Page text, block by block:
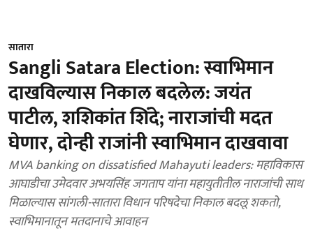
सातारा
Sangli Satara Election: स्वाभिमान
दाखविल्यास निकाल बदलेल: जयंत
पाटील, शशिकांत शिंदे; नाराजांची मदत
घेणार, दोन्ही राजांनी स्वाभिमान दाखवावा
MVA banking on dissatisfied Mahayuti leaders: महाविकास
आघाडीचा उमेदवार अभयसिंह जगताप यांना महायुतीतील नाराजांची साथ
मिळाल्यास सांगली-सातारा विधान परिषदेचा निकाल बदलू शकतो,
स्वाभिमानातून मतदानाचे आवाहन